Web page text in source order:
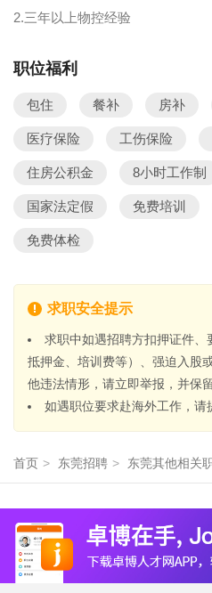
2.三年以上物控经验
职位福利
包住 餐补 房补
医疗保险 工伤保险
住房公积金 8小时工作制
国家法定假 免费培训
免费体检
求职安全提示
求职中如遇招聘方扣押证件
抵押金、培训费等）、强迫入股
他违法情形，请立即举报，并保
如遇职位要求赴海外工作，请
首页 > 东莞招聘 > 东莞其他相关